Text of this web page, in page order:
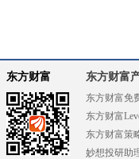
东方财富 东方财富
东方财富免
东方财富
东方财富策
妙想投研助